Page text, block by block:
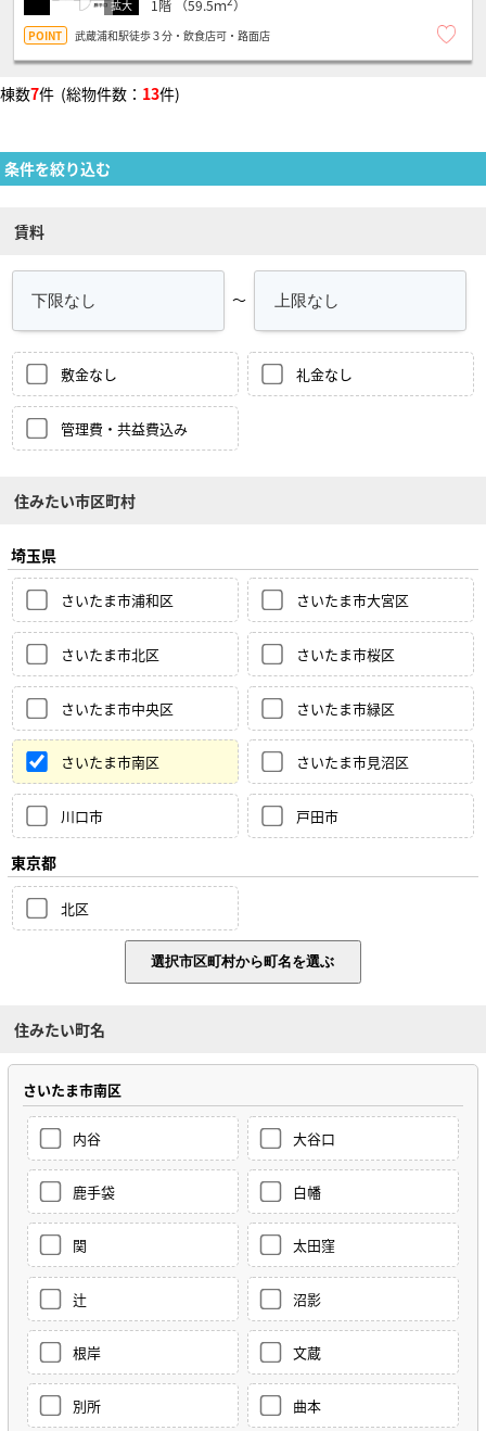
1階 （59.5ｍ ）
武蔵浦和駅徒歩３分・飲食店可・路面店
棟数7件 (総物件数： 13件)
条件を絞り込む
賃料
～
敷金なし 礼金なし
管理費・共益費込み
住みたい市区町村
埼玉県
さいたま市浦和区 さいたま市大宮区
さいたま市北区 さいたま市桜区
さいたま市中央区 さいたま市緑区
さいたま市南区 さいたま市見沼区
川口市 戸田市
東京都
北区
住みたい町名
さいたま市南区
内谷 大谷口
鹿手袋 白幡
関 太田窪
辻 沼影
根岸 文蔵
別所 曲本